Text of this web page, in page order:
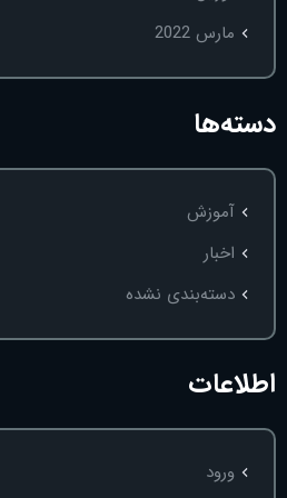
مارس 2022
دسته‌ها
آموزش
اخبار
دسته‌بندی نشده
اطلاعات
ورود